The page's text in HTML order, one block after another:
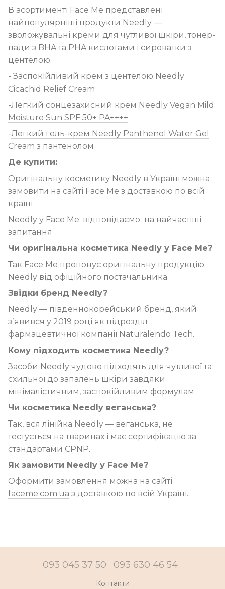
В асортименті Face Me представлені
найпопулярніші продукти Needly —
зволожувальні креми для чутливої шкіри, тонер-
пади з BHA та PHA кислотами і сироватки з
центелою.
-Заспокійливий крем з центелою Needly
Cicachid Relief Cream
-Легкий сонцезахисний крем Needly Vegan Mild
Moisture Sun SPF 50+ PA++++
-Легкий гель-крем Needly Panthenol Water Gel
Cream з пантенолом
Де купити:
Оригінальну косметику Needly в Україні можна
замовити на сайті Face Me з доставкою по всій
країні
Needly y Face Me: відповідаємо на найчастіші
запитання
Чи оригінальна косметика Needly у Face Me?
Так Face Me пропонує оригінальну продукцію
Needly від офіційного постачальника.
Звідки бренд Needly?
Needly — південнокорейський бренд, який
зʼявився у 2019 році як підрозділ
фармацевтичної компанії Naturalendo Tech.
Кому підходить косметика Needly?
Засоби Needly чудово підходять для чутливої та
схильної до запалень шкіри завдяки
мінімалістичним, заспокійливим формулам.
Чи косметика Needly веганська?
Так, вся лінійка Needly — веганська, не
тестується на тваринах і має сертифікацію за
стандартами CPNP.
Як замовити Needly у Face Me?
Оформити замовлення можна на сайті
faceme.com.ua з доставкою по всій Україні.
093 045 37 50 093 630 46 54
Контакти